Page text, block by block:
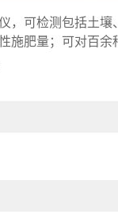
可检测包括土壤
施肥量；可对百